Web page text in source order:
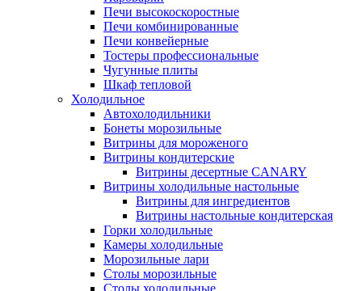
Печи высокоскоростные
Печи комбинированные
Печи конвейерные
Тостеры профессиональные
Чугунные плиты
Шкаф тепловой
Холодильное
Автохолодильники
Бонеты морозильные
Витрины для мороженого
Витрины кондитерские
Витрины десертные CANARY
Витрины холодильные настольные
Витрины для ингредиентов
Витрины настольные кондитерская
Горки холодильные
Камеры холодильные
Морозильные лари
Столы морозильные
Столы холодильные